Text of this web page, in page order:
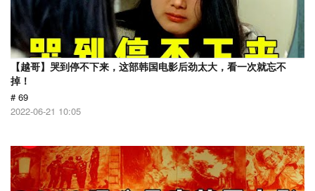
【越哥】哭到停不下来，这部韩国电影后劲太大，看一次就忘不
掉！
# 69
2022-06-21 10:05